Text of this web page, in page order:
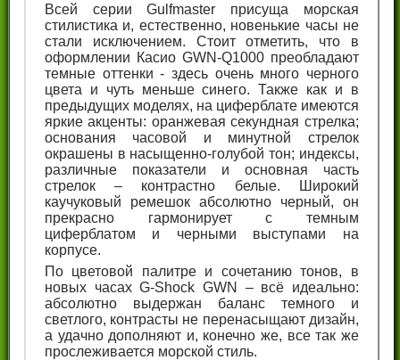
Всей серии Gulfmaster присуща морская
стилистика и, естественно, новенькие часы не
стали исключением. Стоит отметить, что в
оформлении Касио GWN-Q1000 преобладают
темные оттенки - здесь очень много черного
цвета и чуть меньше синего. Также как и в
предыдущих моделях, на циферблате имеются
яркие акценты: оранжевая секундная стрелка;
основания часовой и минутной стрелок
окрашены в насыщенно-голубой тон; индексы,
различные показатели и основная часть
стрелок – контрастно белые. Широкий
каучуковый ремешок абсолютно черный, он
прекрасно гармонирует с темным
циферблатом и черными выступами на
корпусе.
По цветовой палитре и сочетанию тонов, в
новых часах G-Shock GWN – всё идеально:
абсолютно выдержан баланс темного и
светлого, контрасты не перенасыщают дизайн,
а удачно дополняют и, конечно же, все так же
прослеживается морской стиль.